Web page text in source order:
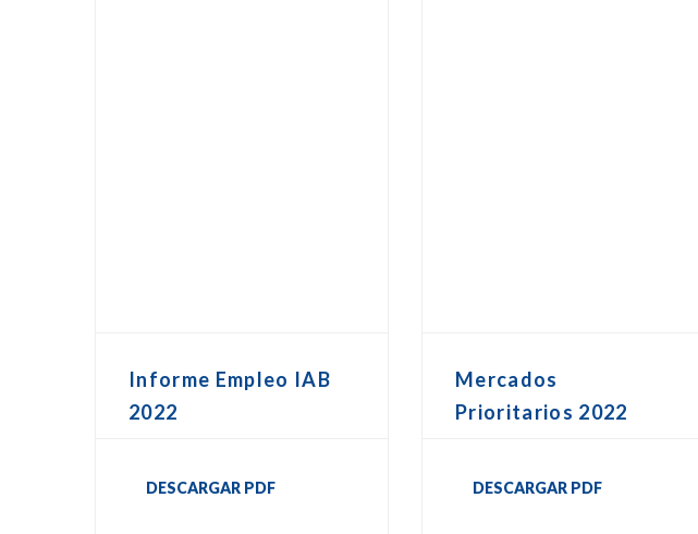
Informe Empleo IAB
2022
DESCARGAR PDF
Mercados
Prioritarios 2022
DESCARGAR PDF